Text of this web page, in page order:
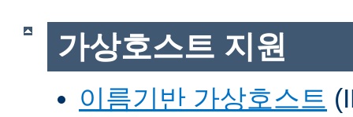
가상호스트 지원
이름기반 가상호스트